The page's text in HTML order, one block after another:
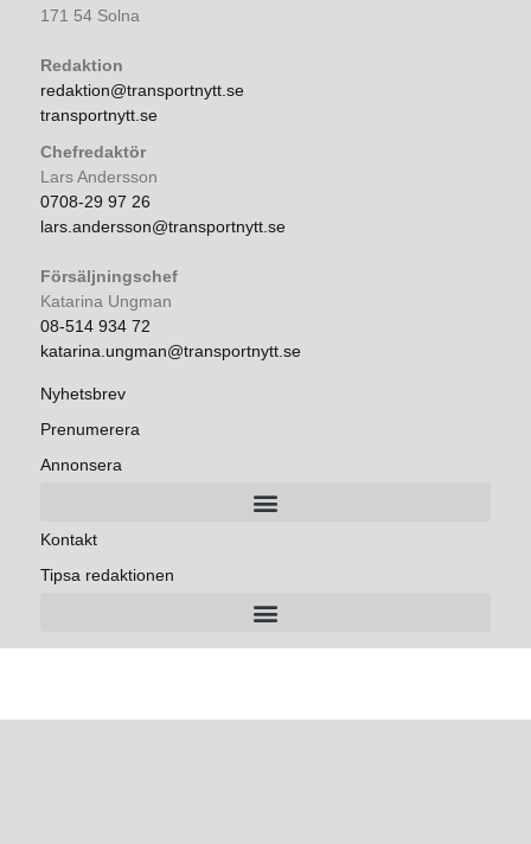
171 54 Solna
Redaktion
redaktion@transportnytt.se
transportnytt.se
Chefredaktör
Lars Andersson
0708-29 97 26
lars.andersson@transportnytt.se
Försäljningschef
Katarina Ungman
08-514 934 72
katarina.ungman@transportnytt.se
Nyhetsbrev
Prenumerera
Annonsera
Kontakt
Tipsa redaktionen